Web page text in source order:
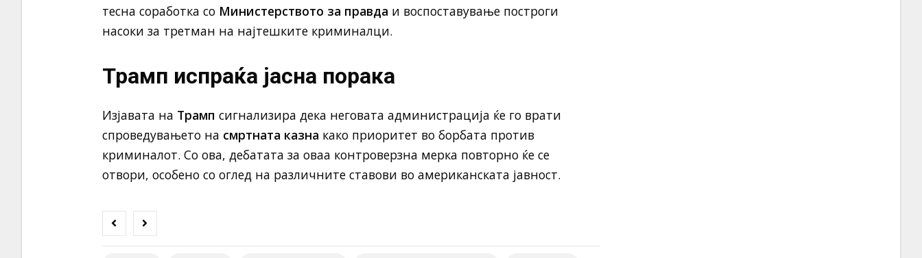
тесна соработка со Министерството за правда и воспоставување построги
насоки за третман на најтешките криминалци.
Трамп испраќа јасна порака
Изјавата на Трамп сигнализира дека неговата администрација ќе го врати
спроведувањето на смртната казна како приоритет во борбата против
криминалот. Со ова, дебатата за оваа контроверзна мерка повторно ќе се
отвори, особено со оглед на различните ставови во американската јавност.